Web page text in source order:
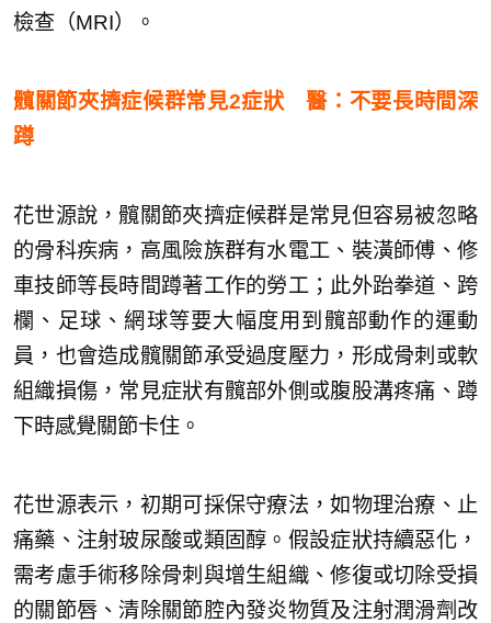
檢查（MRI）。
髖關節夾擠症候群常見2症狀 醫：不要長時間深
蹲
花世源說，髖關節夾擠症候群是常見但容易被忽略
的骨科疾病，高風險族群有水電工、裝潢師傅、修
車技師等長時間蹲著工作的勞工；此外跆拳道、跨
欄、足球、網球等要大幅度用到髖部動作的運動
員，也會造成髖關節承受過度壓力，形成骨刺或軟
組織損傷，常見症狀有髖部外側或腹股溝疼痛、蹲
下時感覺關節卡住。
花世源表示，初期可採保守療法，如物理治療、止
痛藥、注射玻尿酸或類固醇。假設症狀持續惡化，
需考慮手術移除骨刺與增生組織、修復或切除受損
的關節唇、清除關節腔內發炎物質及注射潤滑劑改